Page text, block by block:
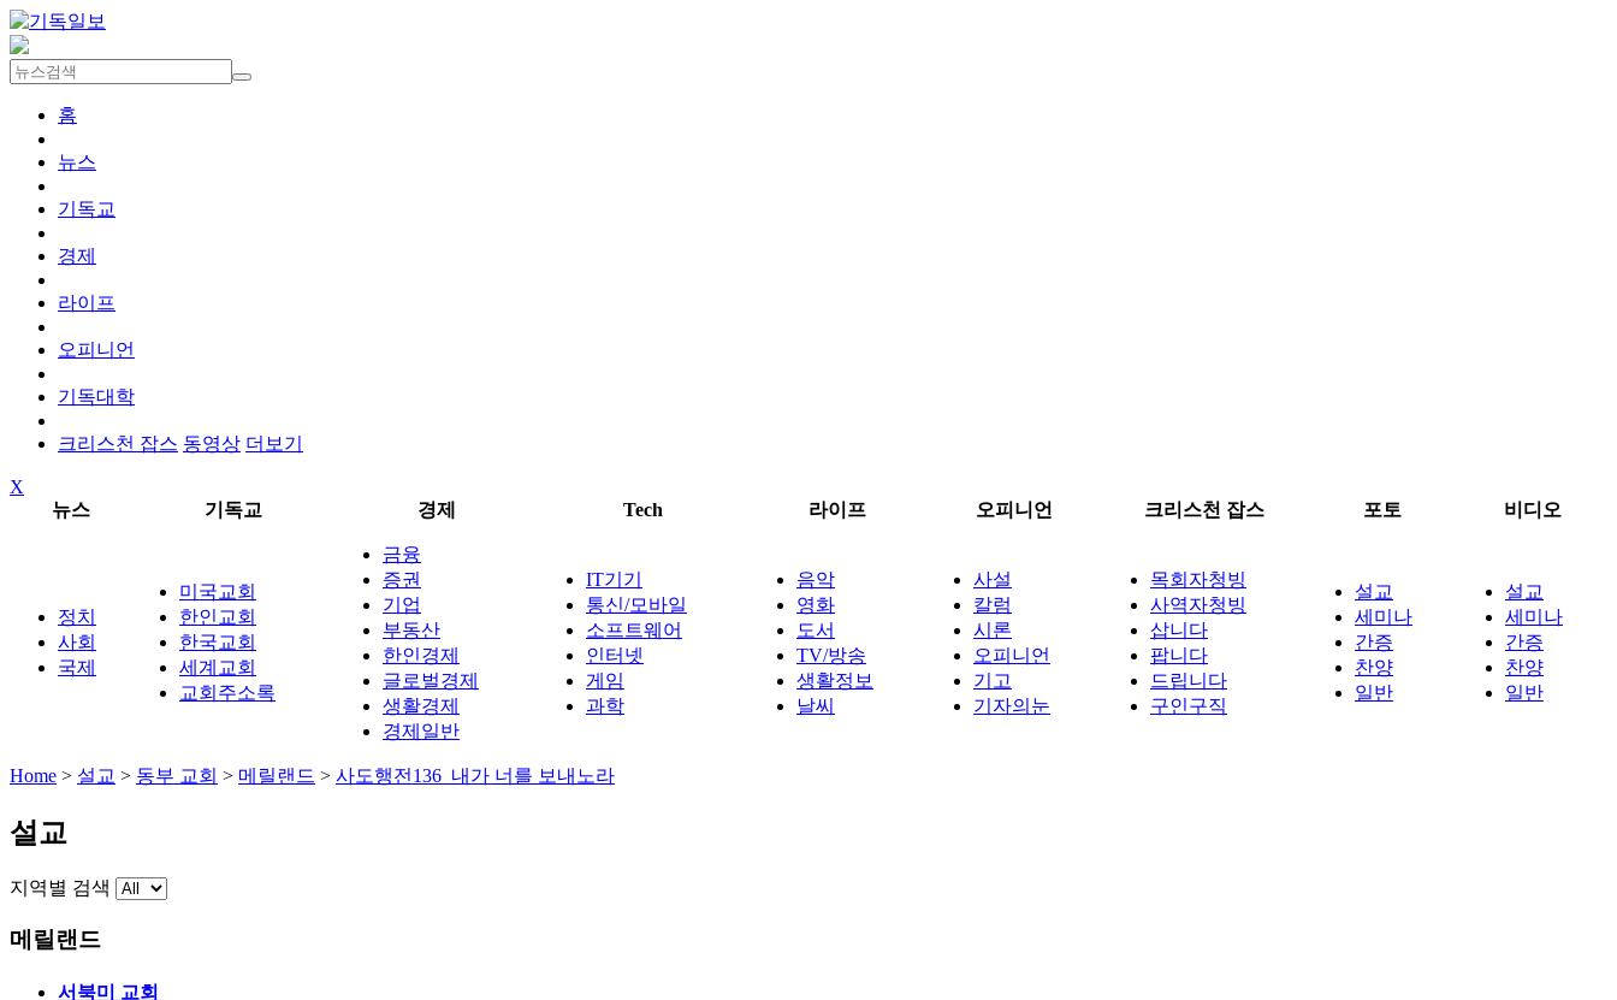
홈
뉴스
기독교
경제
라이프
오피니언
기독대학
크리스천 잡스 동영상 더보기
X
뉴스
기독교 경제 Tech 라이프 오피니언 크리스천 잡스 포토 비디오
정치
사회
국제
미국교회
한인교회
한국교회
세계교회
교회주소록
금융
증권
기업
부동산
한인경제
글로벌경제
생활경제
경제일반
IT기기
통신/모바일
소프트웨어
인터넷
게임
과학
음악
영화
도서
TV/방송
생활정보
날씨
사설
칼럼
시론
오피니언
기고
기자의눈
목회자청빙
사역자청빙
삽니다
팝니다
드립니다
구인구직
설교
세미나
간증
찬양
일반
설교
세미나
간증
찬양
일반
Home > 설교 > 동부 교회 > 메릴랜드 > 사도행전136_내가 너를 보내노라
설교
지역별 검색
메릴랜드
서북미 교회